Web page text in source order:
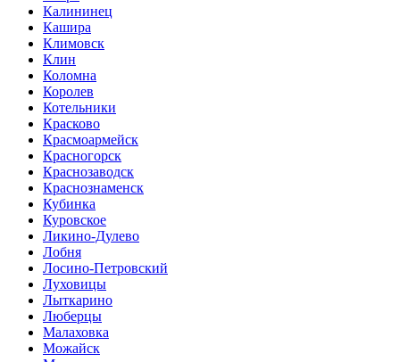
Калининец
Кашира
Климовск
Клин
Коломна
Королев
Котельники
Красково
Красмоармейск
Красногорск
Краснозаводск
Краснознаменск
Кубинка
Куровское
Ликино-Дулево
Лобня
Лосино-Петровский
Луховицы
Лыткарино
Люберцы
Малаховка
Можайск